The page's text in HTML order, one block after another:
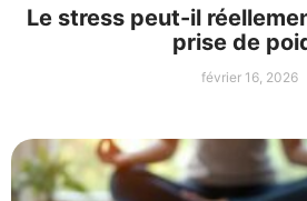
Le stress peut-il
prise de
février 16, 2026